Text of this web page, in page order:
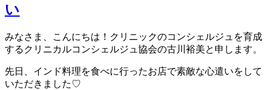
い
みなさま、こんにちは！クリニックのコンシェルジュを育成
するクリニカルコンシェルジュ協会の古川裕美と申します。
先日、インド料理を食べに行ったお店で素敵な心遣いをして
いただきました♡